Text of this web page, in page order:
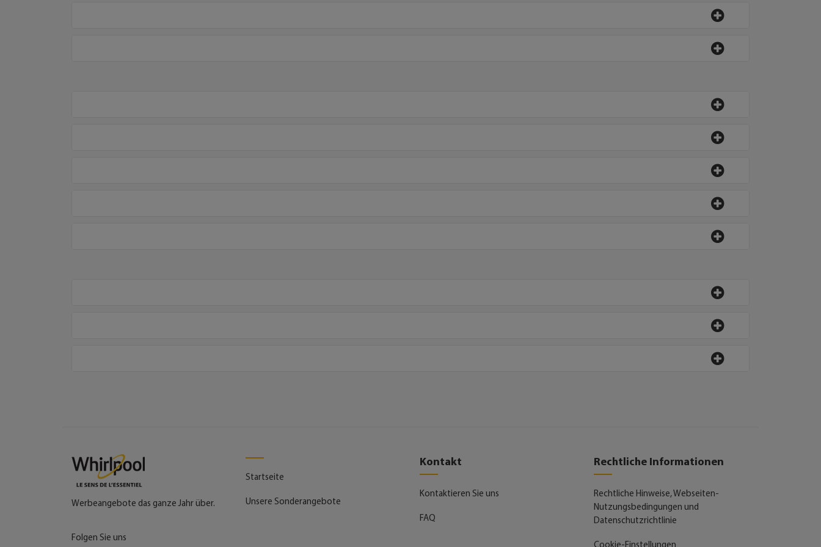
Werbeangebote das ganze Jahr über.
Folgen Sie uns
Startseite
Unsere Sonderangebote
Kontakt
Kontaktieren Sie uns
FAQ
Rechtliche Informationen
Rechtliche Hinweise, Webseiten-
Nutzungsbedingungen und
Datenschutzrichtlinie
Cookie-Einstellungen